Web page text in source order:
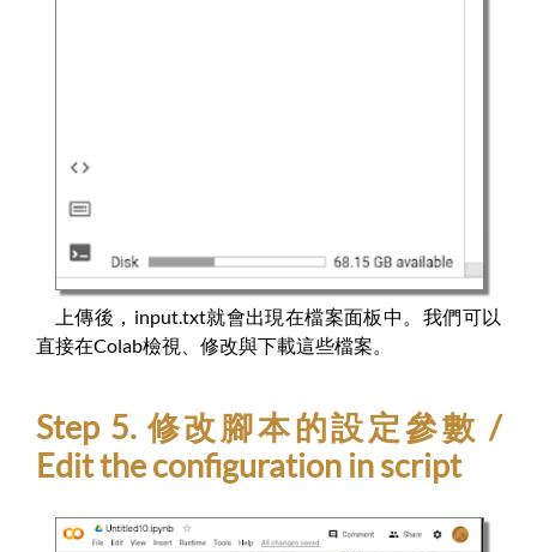
上傳後，input.txt就會出現在檔案面板中。我們可以
直接在Colab檢視、修改與下載這些檔案。
Step 5. 修改腳本的設定參數 /
Edit the configuration in script